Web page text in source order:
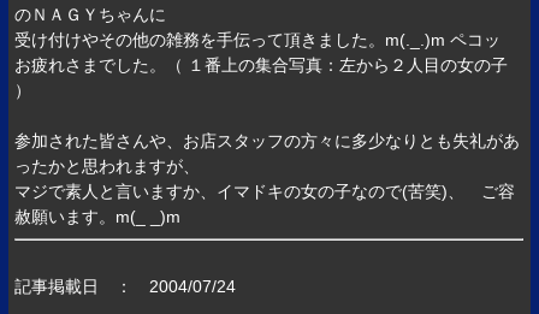
のＮＡＧＹちゃんに
受け付けやその他の雑務を手伝って頂きました。m(._.)m ペコッ
お疲れさまでした。（ １番上の集合写真：左から２人目の女の子
）
参加された皆さんや、お店スタッフの方々に多少なりとも失礼があ
ったかと思われますが、
マジで素人と言いますか、イマドキの女の子なので(苦笑)、 ご容
赦願います。m(_ _)m
記事掲載日 ： 2004/07/24